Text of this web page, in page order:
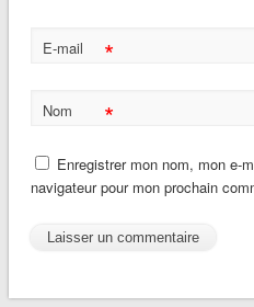
E-mail *
Nom *
Enregistrer mon nom, mon e-
navigateur pour mon prochain